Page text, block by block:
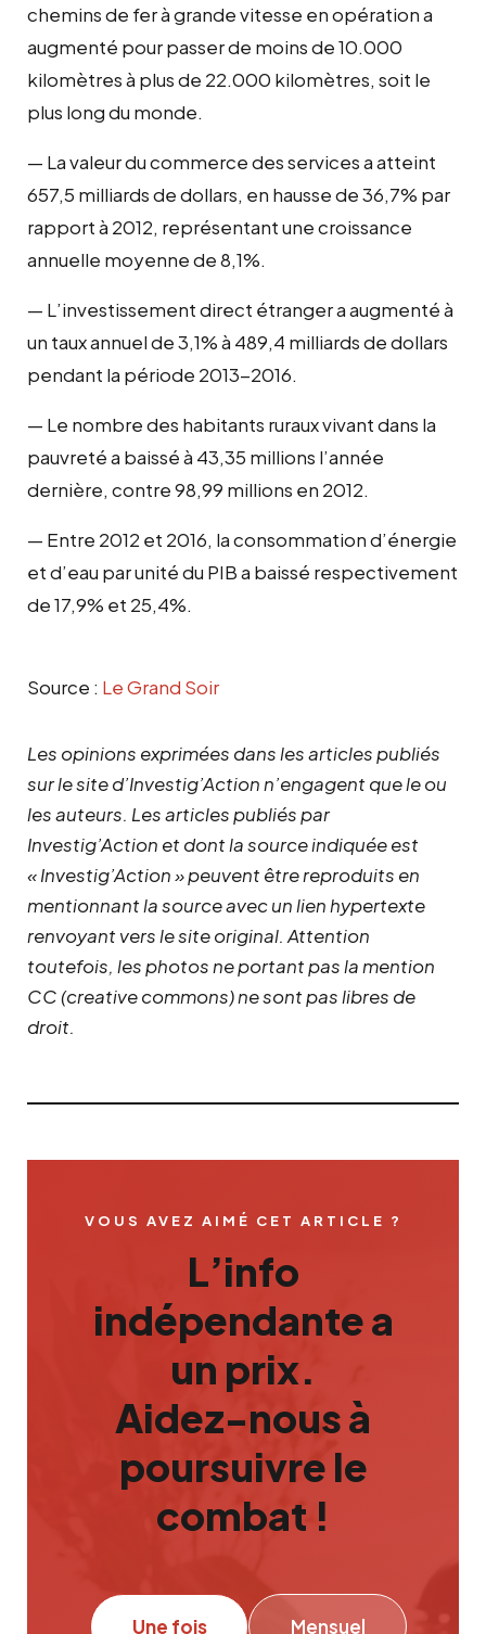
chemins de fer à grande vitesse en opération a
augmenté pour passer de moins de 10.000
kilomètres à plus de 22.000 kilomètres, soit le
plus long du monde.
— La valeur du commerce des services a atteint
657,5 milliards de dollars, en hausse de 36,7% par
rapport à 2012, représentant une croissance
annuelle moyenne de 8,1%.
— L’investissement direct étranger a augmenté à
un taux annuel de 3,1% à 489,4 milliards de dollars
pendant la période 2013-2016.
— Le nombre des habitants ruraux vivant dans la
pauvreté a baissé à 43,35 millions l’année
dernière, contre 98,99 millions en 2012.
— Entre 2012 et 2016, la consommation d’énergie
et d’eau par unité du PIB a baissé respectivement
de 17,9% et 25,4%.
Source : Le Grand Soir
Les opinions exprimées dans les articles publiés
sur le site d’Investig’Action n’engagent que le ou
les auteurs. Les articles publiés par
Investig’Action et dont la source indiquée est
« Investig’Action » peuvent être reproduits en
mentionnant la source avec un lien hypertexte
renvoyant vers le site original. Attention
toutefois, les photos ne portant pas la mention
CC (creative commons) ne sont pas libres de
droit.
VOUS AVEZ AIMÉ CET ARTICLE ?
L’info
indépendante a
un prix.
Aidez-nous à
poursuivre le
combat !
Une fois Mensuel